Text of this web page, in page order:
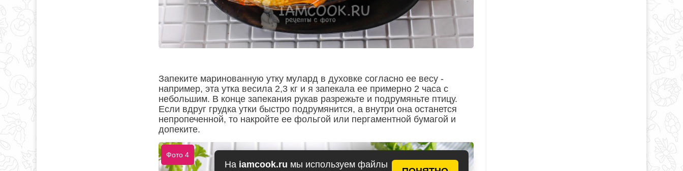
На iamcook.ru мы используем файлы
Запеките маринованную утку мулард в духовке согласно ее весу -
например, эта утка весила 2,3 кг и я запекала ее примерно 2 часа с
небольшим. В конце запекания рукав разрежьте и подрумяньте птицу.
Если вдруг грудка утки быстро подрумянится, а внутри она останется
непропеченной, то накройте ее фольгой или пергаментной бумагой и
допеките.
Фото 4